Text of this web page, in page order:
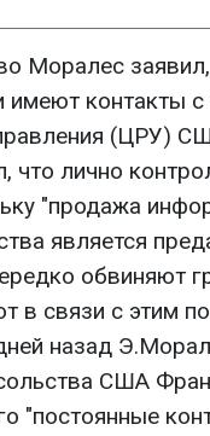
Моралес
имеют контакты
(ЦРУ)
что лично
"продажа
является
обвиняют
в связи с этим
назад
США
"постоянные